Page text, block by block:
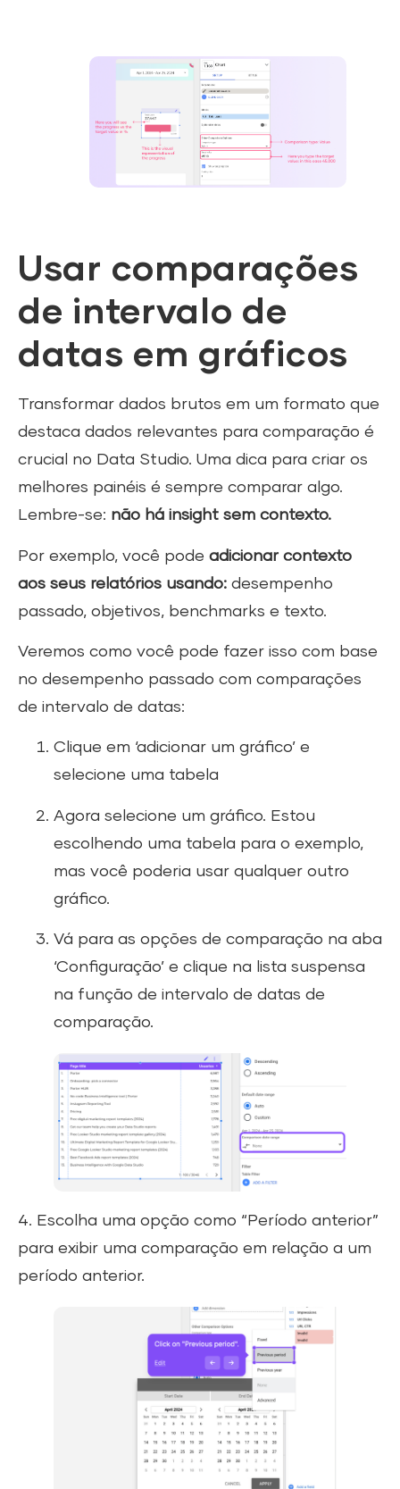
Usar comparações
de intervalo de
datas em gráficos
Transformar dados brutos em um formato que
destaca dados relevantes para comparação é
crucial no Data Studio. Uma dica para criar os
melhores painéis é sempre comparar algo.
Lembre-se: não há insight sem contexto.
Por exemplo, você pode adicionar contexto
aos seus relatórios usando: desempenho
passado, objetivos, benchmarks e texto.
Veremos como você pode fazer isso com base
no desempenho passado com comparações
de intervalo de datas:
Clique em ‘adicionar um gráfico’ e
selecione uma tabela
Agora selecione um gráfico. Estou
escolhendo uma tabela para o exemplo,
mas você poderia usar qualquer outro
gráfico.
Vá para as opções de comparação na aba
‘Configuração’ e clique na lista suspensa
na função de intervalo de datas de
comparação.
4. Escolha uma opção como “Período anterior”
para exibir uma comparação em relação a um
período anterior.